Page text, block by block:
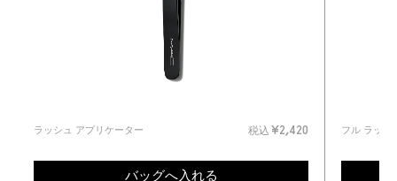
ラッシュ アプリケーター 税込 ¥2,420
バッグへ入れる
フル ラッシ